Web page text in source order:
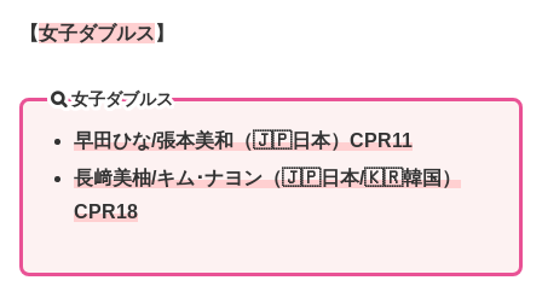
【女子ダブルス 】
女子ダブルス
早田ひな/張本美和（🇯🇵日本）CPR11
長﨑美柚/キム･ナヨン（🇯🇵日本/🇰🇷韓国）
CPR18